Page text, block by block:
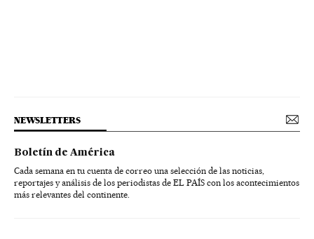
NEWSLETTERS
Boletín de América
Cada semana en tu cuenta de correo una selección de las noticias,
reportajes y análisis de los periodistas de EL PAÍS con los acontecimientos
más relevantes del continente.